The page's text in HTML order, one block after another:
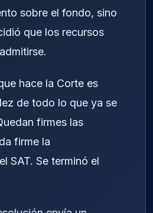
sobre el fondo, sino
que los recursos
hace la Corte es
de todo lo que ya se
firmes las
firme la
SAT. Se terminó el